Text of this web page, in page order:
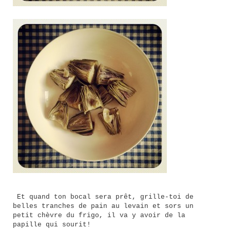
Et quand ton bocal sera prêt, grille-toi de
belles tranches de pain au levain et sors un
petit chèvre du frigo, il va y avoir de la
papille qui sourit!